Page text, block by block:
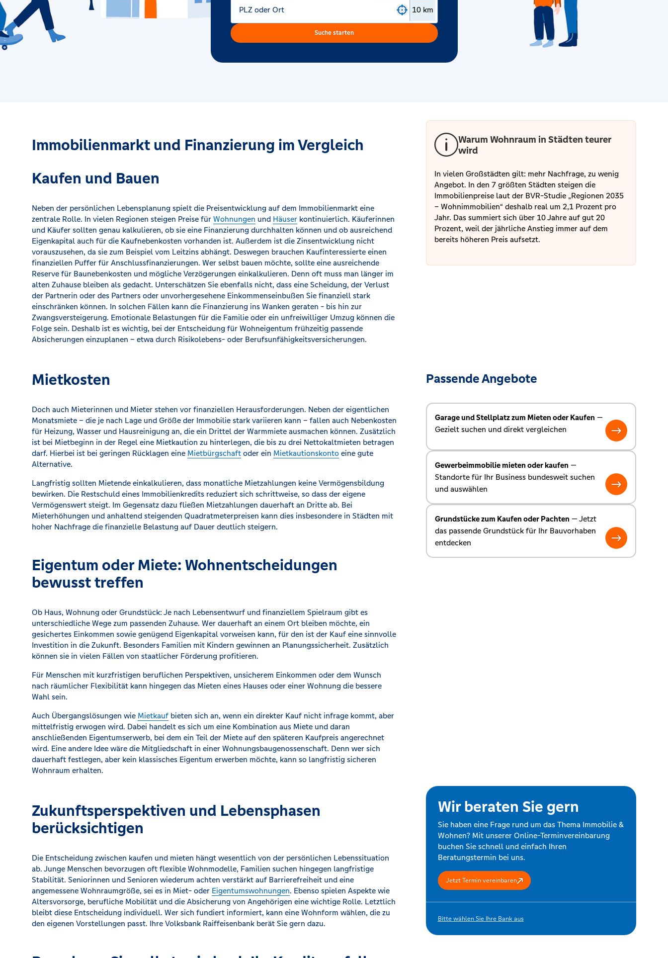
PLZ oder Ort
Suche starten
Immobilienmarkt und Finanzierung im Vergleich
Kaufen und Bauen
Neben der persönlichen Lebensplanung spielt die Preisentwicklung auf dem Immobilienmarkt eine
zentrale Rolle. In vielen Regionen steigen Preise für Wohnungen und Häuser kontinuierlich. Käuferinnen
und Käufer sollten genau kalkulieren, ob sie eine Finanzierung durchhalten können und ob ausreichend
Eigenkapital auch für die Kaufnebenkosten vorhanden ist. Außerdem ist die Zinsentwicklung nicht
vorauszusehen, da sie zum Beispiel vom Leitzins abhängt. Deswegen brauchen Kaufinteressierte einen
finanziellen Puffer für Anschlussfinanzierungen. Wer selbst bauen möchte, sollte eine ausreichende
Reserve für Baunebenkosten und mögliche Verzögerungen einkalkulieren. Denn oft muss man länger im
alten Zuhause bleiben als gedacht. Unterschätzen Sie ebenfalls nicht, dass eine Scheidung, der Verlust
der Partnerin oder des Partners oder unvorhergesehene Einkommenseinbußen Sie finanziell stark
einschränken können. In solchen Fällen kann die Finanzierung ins Wanken geraten - bis hin zur
Zwangsversteigerung. Emotionale Belastungen für die Familie oder ein unfreiwilliger Umzug können die
Folge sein. Deshalb ist es wichtig, bei der Entscheidung für Wohneigentum frühzeitig passende
Absicherungen einzuplanen – etwa durch Risikolebens- oder Berufsunfähigkeitsversicherungen.
Warum Wohnraum in Städten teurer
wird
In vielen Großstädten gilt: mehr Nachfrage, zu wenig
Angebot. In den 7 größten Städten steigen die
Immobilienpreise laut der BVR-Studie „Regionen 2035
– Wohnimmobilien“ deshalb real um 2,1 Prozent pro
Jahr. Das summiert sich über 10 Jahre auf gut 20
Prozent, weil der jährliche Anstieg immer auf dem
bereits höheren Preis aufsetzt.
Mietkosten
Doch auch Mieterinnen und Mieter stehen vor finanziellen Herausforderungen. Neben der eigentlichen
Monatsmiete – die je nach Lage und Größe der Immobilie stark variieren kann – fallen auch Nebenkosten
für Heizung, Wasser und Hausreinigung an, die ein Drittel der Warmmiete ausmachen können. Zusätzlich
ist bei Mietbeginn in der Regel eine Mietkaution zu hinterlegen, die bis zu drei Nettokaltmieten betragen
darf. Hierbei ist bei geringen Rücklagen eine Mietbürgschaft oder ein Mietkautionskonto eine gute
Alternative.
Langfristig sollten Mietende einkalkulieren, dass monatliche Mietzahlungen keine Vermögensbildung
bewirken. Die Restschuld eines Immobilienkredits reduziert sich schrittweise, so dass der eigene
Vermögenswert steigt. Im Gegensatz dazu fließen Mietzahlungen dauerhaft an Dritte ab. Bei
Mieterhöhungen und anhaltend steigenden Quadratmeterpreisen kann dies insbesondere in Städten mit
hoher Nachfrage die finanzielle Belastung auf Dauer deutlich steigern.
Passende Angebote
Garage und Stellplatz zum Mieten oder Kaufen —
Gezielt suchen und direkt vergleichen
Gewerbeimmobilie mieten oder kaufen —
Standorte für Ihr Business bundesweit suchen
und auswählen
Grundstücke zum Kaufen oder Pachten — Jetzt
das passende Grundstück für Ihr Bauvorhaben
entdecken
Eigentum oder Miete: Wohnentscheidungen
bewusst treffen
Ob Haus, Wohnung oder Grundstück: Je nach Lebensentwurf und finanziellem Spielraum gibt es
unterschiedliche Wege zum passenden Zuhause. Wer dauerhaft an einem Ort bleiben möchte, ein
gesichertes Einkommen sowie genügend Eigenkapital vorweisen kann, für den ist der Kauf eine sinnvolle
Investition in die Zukunft. Besonders Familien mit Kindern gewinnen an Planungssicherheit. Zusätzlich
können sie in vielen Fällen von staatlicher Förderung profitieren.
Für Menschen mit kurzfristigen beruflichen Perspektiven, unsicherem Einkommen oder dem Wunsch
nach räumlicher Flexibilität kann hingegen das Mieten eines Hauses oder einer Wohnung die bessere
Wahl sein.
Auch Übergangslösungen wie Mietkauf bieten sich an, wenn ein direkter Kauf nicht infrage kommt, aber
mittelfristig erwogen wird. Dabei handelt es sich um eine Kombination aus Miete und daran
anschließenden Eigentumserwerb, bei dem ein Teil der Miete auf den späteren Kaufpreis angerechnet
wird. Eine andere Idee wäre die Mitgliedschaft in einer Wohnungsbaugenossenschaft. Denn wer sich
dauerhaft festlegen, aber kein klassisches Eigentum erwerben möchte, kann so langfristig sicheren
Wohnraum erhalten.
Zukunftsperspektiven und Lebensphasen
berücksichtigen
Die Entscheidung zwischen kaufen und mieten hängt wesentlich von der persönlichen Lebenssituation
ab. Junge Menschen bevorzugen oft flexible Wohnmodelle, Familien suchen hingegen langfristige
Stabilität. Seniorinnen und Senioren wiederum achten verstärkt auf Barrierefreiheit und eine
angemessene Wohnraumgröße, sei es in Miet- oder Eigentumswohnungen. Ebenso spielen Aspekte wie
Altersvorsorge, berufliche Mobilität und die Absicherung von Angehörigen eine wichtige Rolle. Letztlich
bleibt diese Entscheidung individuell. Wer sich fundiert informiert, kann eine Wohnform wählen, die zu
den eigenen Vorstellungen passt. Ihre Volksbank Raiffeisenbank berät Sie gern dazu.
Wir beraten Sie gern
Sie haben eine Frage rund um das Thema Immobilie &
Wohnen? Mit unserer Online-Terminvereinbarung
buchen Sie schnell und einfach Ihren
Beratungstermin bei uns.
Jetzt Termin vereinbaren
Bitte wählen Sie Ihre Bank aus